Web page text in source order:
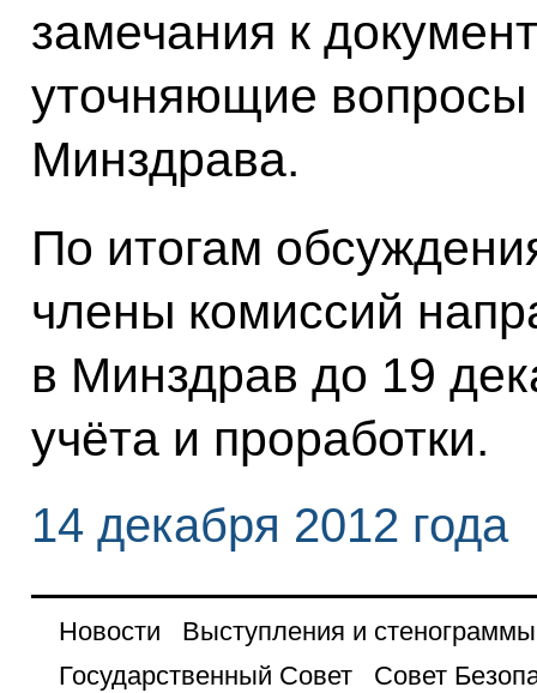
замечания к
уточняющие вопросы
Минздрава.
По итогам
члены комиссий
в Минздрав до 19
учёта и проработки.
14 декабря 2012 года
Новости
Выступления и стенограммы
Государственный Совет
Совет